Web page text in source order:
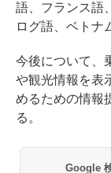
語、フランス語
ログ語、ベトナ
今後について、
や観光情報を表
めるための情報
る。
Google